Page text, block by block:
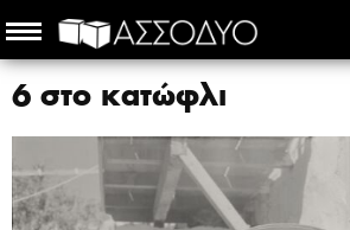
6 στο κατώφλι